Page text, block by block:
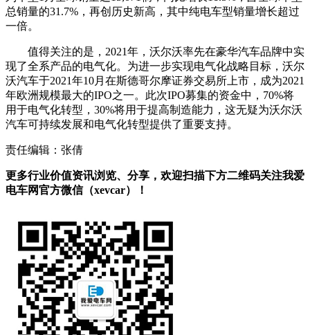
总销量的31.7%，再创历史新高，其中纯电车型销量增长超过
一倍。
值得关注的是，2021年，沃尔沃率先在豪华汽车品牌中实
现了全系产品的电气化。为进一步实现电气化战略目标，沃尔
沃汽车于2021年10月在斯德哥尔摩证券交易所上市，成为2021
年欧洲规模最大的IPO之一。此次IPO募集的资金中，70%将
用于电气化转型，30%将用于提高制造能力，这无疑为沃尔沃
汽车可持续发展和电气化转型提供了重要支持。
责任编辑：张倩
更多行业价值资讯浏览、分享，欢迎扫描下方二维码关注我爱
电车网官方微信（xevcar）！